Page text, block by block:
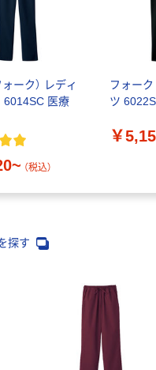
ォーク） レディ
6014SC 医療
（税込）
フォー
ツ
￥
探す